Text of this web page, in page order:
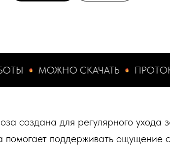
МОЖНО СКАЧАТЬ ПРОТОКОЛЫ
создана для регулярного ухода
поддерживать ощущение